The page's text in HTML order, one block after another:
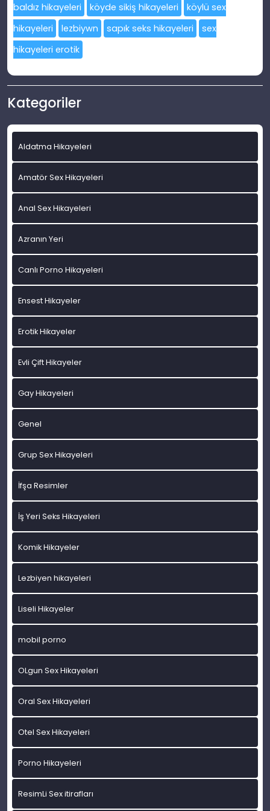
baldız hikayeleri
köyde sikiş hikayeleri
köylü sex
hikayeleri
lezbiywn sapık seks hikayeleri
sex
hikayeleri erotik
Kategoriler
Aldatma Hikayeleri
Amatör Sex Hikayeleri
Anal Sex Hikayeleri
Azranın Yeri
Canlı Porno Hikayeleri
Ensest Hikayeler
Erotik Hikayeler
Evli Çift Hikayeler
Gay Hikayeleri
Genel
Grup Sex Hikayeleri
İfşa Resimler
İş Yeri Seks Hikayeleri
Komik Hikayeler
Lezbiyen hikayeleri
Liseli Hikayeler
mobil porno
OLgun Sex Hikayeleri
Oral Sex Hikayeleri
Otel Sex Hikayeleri
Porno Hikayeleri
ResimLi Sex itirafları